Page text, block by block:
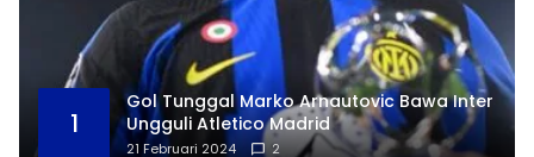
1
Gol Tunggal Marko Arnautovic Bawa Inter
Ungguli Atletico Madrid
21 Februari 2024 2